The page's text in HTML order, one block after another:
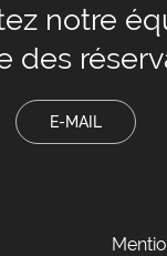
notre
des
E-MAIL